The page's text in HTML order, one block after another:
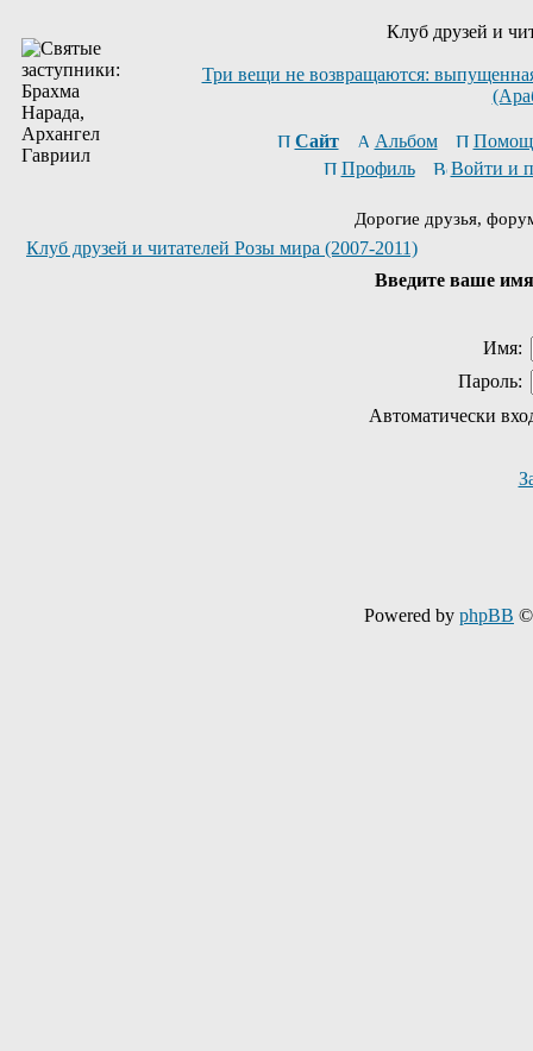
Клуб друзей и
Три вещи не возвращаются:
Сайт Альбом
Профиль
Войти и
Дорогие друзья,
Клуб друзей и читателей Розы мира (2007-2011)
Введите ваше
Имя:
Пароль:
Автоматически
Powered by phpBB ©